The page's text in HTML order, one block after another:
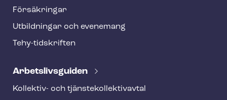
t
e
Försäkringar
Utbildningar och evenemang
Tehy-​tidskriften
Ar­bets­livs­gui­den
Kollektiv- och tjäns­te­kol­lek­tivav­tal